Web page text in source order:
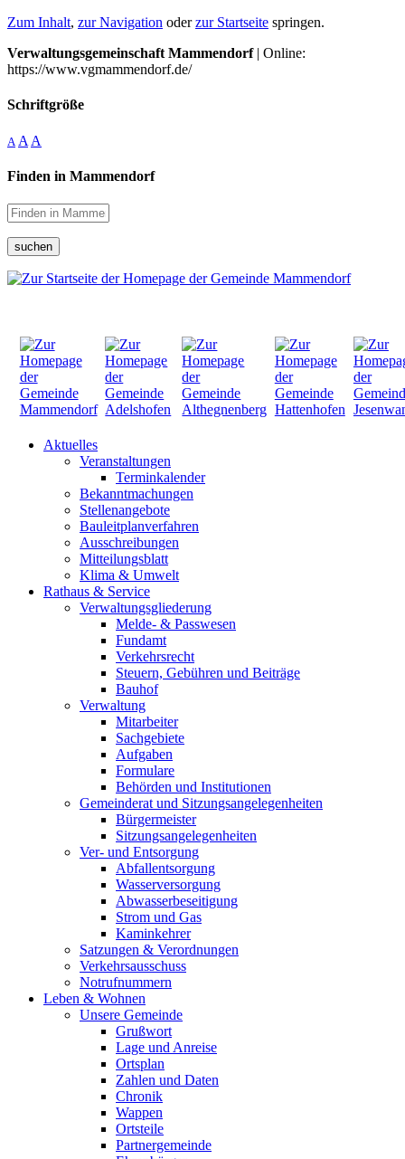
Zum Inhalt, zur Navigation oderzur Startseite springen.
Verwaltungsgemeinschaft Mammendorf| Online:
https://www.vgmammendorf.de/
Schriftgröße
A A A
Finden in Mammendorf
suchen
Aktuelles
Veranstaltungen
Terminkalender
Bekanntmachungen
Stellenangebote
Bauleitplanverfahren
Ausschreibungen
Mitteilungsblatt
Klima & Umwelt
Rathaus & Service
Verwaltungsgliederung
Melde- & Passwesen
Fundamt
Verkehrsrecht
Steuern, Gebühren und Beiträge
Bauhof
Verwaltung
Mitarbeiter
Sachgebiete
Aufgaben
Formulare
Behörden und Institutionen
Gemeinderat und Sitzungsangelegenheiten
Bürgermeister
Sitzungsangelegenheiten
Ver- und Entsorgung
Abfallentsorgung
Wasserversorgung
Abwasserbeseitigung
Strom und Gas
Kaminkehrer
Satzungen & Verordnungen
Verkehrsausschuss
Notrufnummern
Leben & Wohnen
Unsere Gemeinde
Grußwort
Lage und Anreise
Ortsplan
Zahlen und Daten
Chronik
Wappen
Ortsteile
Partnergemeinde